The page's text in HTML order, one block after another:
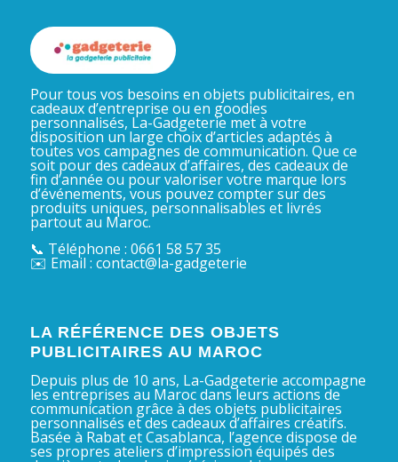
Pour tous vos besoins en objets publicitaires, en
cadeaux d’entreprise ou en goodies
personnalisés, La-Gadgeterie met à votre
disposition un large choix d’articles adaptés à
toutes vos campagnes de communication. Que ce
soit pour des cadeaux d’affaires, des cadeaux de
fin d’année ou pour valoriser votre marque lors
d’événements, vous pouvez compter sur des
produits uniques, personnalisables et livrés
partout au Maroc.
📞 Téléphone : 0661 58 57 35
✉️ Email : contact@la-gadgeterie
LA RÉFÉRENCE DES OBJETS
PUBLICITAIRES AU MAROC
Depuis plus de 10 ans, La-Gadgeterie accompagne
les entreprises au Maroc dans leurs actions de
communication grâce à des objets publicitaires
personnalisés et des cadeaux d’affaires créatifs.
Basée à Rabat et Casablanca, l’agence dispose de
ses propres ateliers d’impression équipés des